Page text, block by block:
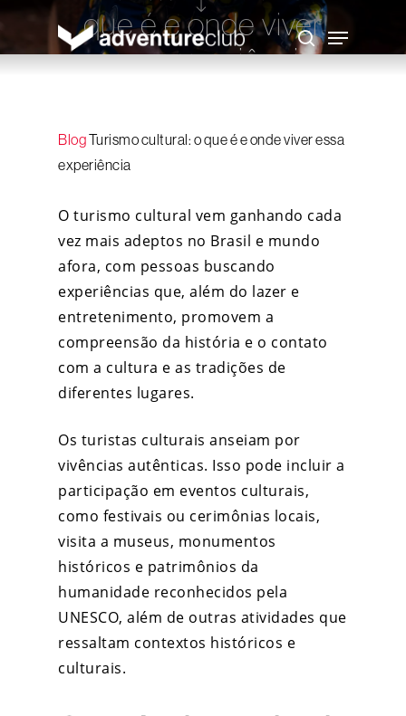
search
Menu
que é e onde viver
essa experiência
BlogTurismo cultural: o que é e onde viver essa
experiência
O turismo cultural vem ganhando cada
vez mais adeptos no Brasil e mundo
afora, com pessoas buscando
experiências que, além do lazer e
entretenimento, promovem a
compreensão da história e o contato
com a cultura e as tradições de
diferentes lugares.
Os turistas culturais anseiam por
vivências autênticas. Isso pode incluir a
participação em eventos culturais,
como festivais ou cerimônias locais,
visita a museus, monumentos
históricos e patrimônios da
humanidade reconhecidos pela
UNESCO, além de outras atividades que
ressaltam contextos históricos e
culturais.